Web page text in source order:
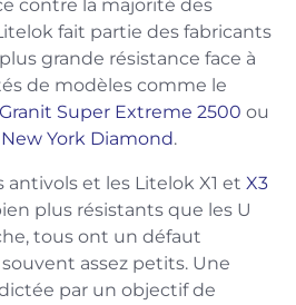
contre la majorité des
fait partie des fabricants
grande résistance face à
de modèles comme le
Super Extreme 2500 ou
York Diamond.
antivols et les Litelok X1 et X3
plus résistants que les U
tous ont un défaut
assez petits. Une
par un objectif de